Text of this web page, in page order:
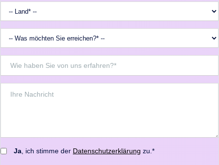
Ja , ich stimme der Datenschutzerklärung zu.*